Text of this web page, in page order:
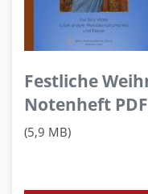
Festliche
Notenheft
(5,9 MB)